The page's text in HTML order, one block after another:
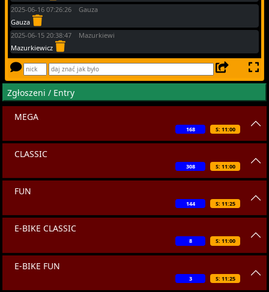
2025-06-16 07:26:26 Gauza
Gauza
2025-06-15 20:38:47 Mazurkiewi
Mazurkiewicz
Zgłoszeni / Entry
MEGA
S: 11:00
168
CLASSIC
S: 11:00
308
FUN
S: 11:25
144
E-BIKE CLASSIC
S: 11:00
8
E-BIKE FUN
S: 11:25
3